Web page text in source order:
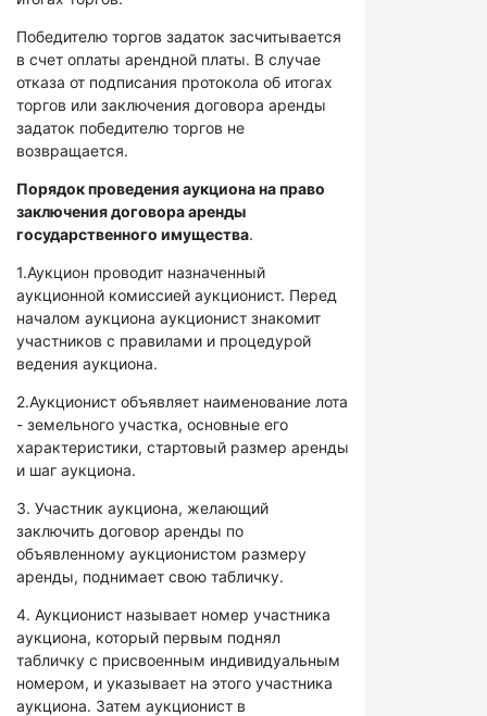
Победителю торгов задаток засчитывается
в счет оплаты арендной платы. В случае
отказа от подписания протокола об итогах
торгов или заключения договора аренды
задаток победителю торгов не
возвращается.
Порядок проведения аукциона на право
заключения договора аренды
государственного имущества.
1.Аукцион проводит назначенный
аукционной комиссией аукционист. Перед
началом аукциона аукционист знакомит
участников с правилами и процедурой
ведения аукциона.
2.Аукционист объявляет наименование лота
- земельного участка, основные его
характеристики, стартовый размер аренды
и шаг аукциона.
3. Участник аукциона, желающий
заключить договор аренды по
объявленному аукционистом размеру
аренды, поднимает свою табличку.
4. Аукционист называет номер участника
аукциона, который первым поднял
табличку с присвоенным индивидуальным
номером, и указывает на этого участника
аукциона. Затем аукционист в